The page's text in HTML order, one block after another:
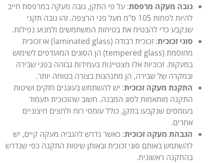
גובה מעקה מרפסת: על פי התקן, גובה מעקה במרפסת חייב
להיות לפחות 105 ס"מ מעל פני הרצפה. זהו גובה תקני
שנקבע כדי להבטיח את בטיחות המשתמשים ולמנוע נפילות.
סוגי זכוכית
: זכוכית רבודה (laminated glass) או זכוכית
מחוסמת (tempered glass) הן הסוגים המועדפים לשימוש
במעקות. זכוכיות אלו מצטיינות בעמידות גבוהה בפני שבירה
ובמקרה של שבירה, הן מתנהגות בצורה בטוחה יותר.
התקנת מעקה זכוכית: יש להשתמש בעוגנים חזקים ושיטות
התקנה מותאמות לסוג המבנה. חשוב שהזכוכית תעמוד
בעומסים שנקבעו בתקן, כולל עומסי רוח ולחצים חיצוניים
אחרים.
הגבהת מעקה זכוכית: כאשר נדרש להגביה מעקה קיים, יש
להשתמש באותם סוגי זכוכית ובאותן שיטות התקנה כפי שנדרש
בהתקנה ראשונית.